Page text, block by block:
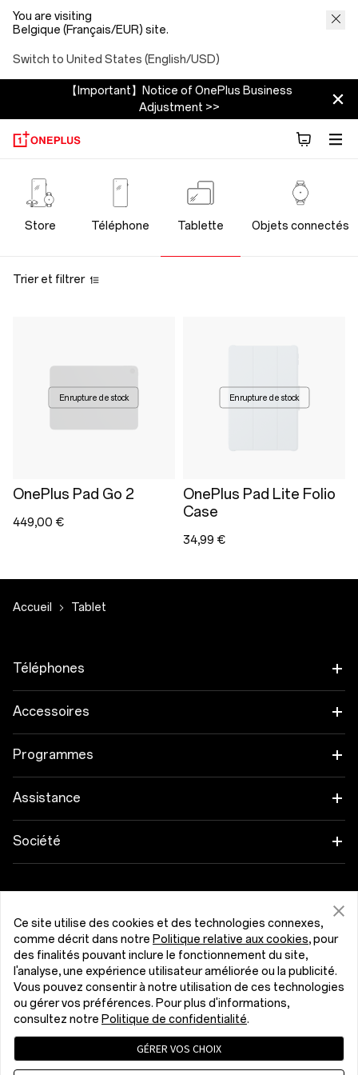
You are visiting
Belgique (Français/EUR) site.
Switch to United States (English/USD)
【Important】Notice of OnePlus Business
Adjustment >>
OnePlus
Tablet
Store Téléphone Tablette Objets connectés
Trier et filtrer
En rupture de stock
OnePlus Pad Go 2
449,00 €
En rupture de stock
OnePlus Pad Lite Folio
Case
34,99 €
Accueil Tablet
Téléphones
OnePlus 15
OnePlus Nord 5
Accessoires
Tablette
Coques & Protections
Packs
Lifestyle
Programmes
Associez vos appareils OnePlus
Assistance
FAQ Shopping
Manuels d’utilisation
Nous contacter
Dépannage
Accessibilité
Société
Communauté
Red Cable Club
OnePlus Store App
Belgique (Français)
Politique de confidentialité
Accord utilisateur
Conditions de vente
Security Response Center (OneSRC)
Ce site utilise des cookies et des technologies connexes,
comme décrit dans notre Politique relative aux cookies, pour
des finalités pouvant inclure le fonctionnement du site,
l'analyse, une expérience utilisateur améliorée ou la publicité.
Vous pouvez consentir à notre utilisation de ces technologies
ou gérer vos préférences. Pour plus d'informations,
consultez notre Politique de confidentialité.
GÉRER VOS CHOIX